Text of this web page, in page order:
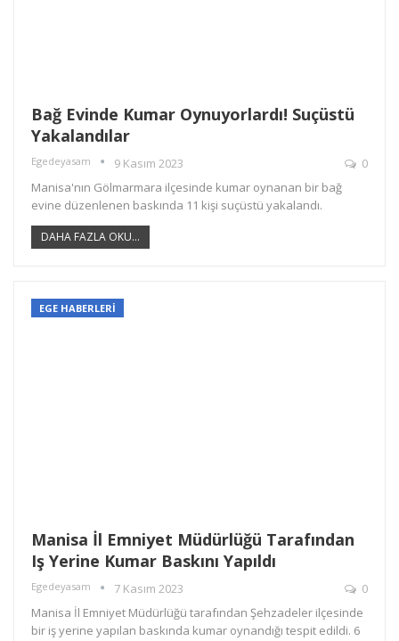
Bağ Evinde Kumar Oynuyorlardı! Suçüstü
Yakalandılar
Egedeyasam 9 Kasım 2023
0
Manisa'nın Gölmarmara ilçesinde kumar oynanan bir bağ
evine düzenlenen baskında 11 kişi suçüstü yakalandı.
DAHA FAZLA OKU...
EGE HABERLERİ
Manisa İl Emniyet Müdürlüğü Tarafından
Iş Yerine Kumar Baskını Yapıldı
Egedeyasam 7 Kasım 2023
0
Manisa İl Emniyet Müdürlüğü tarafından Şehzadeler ilçesinde
bir iş yerine yapılan baskında kumar oynandığı tespit edildi. 6